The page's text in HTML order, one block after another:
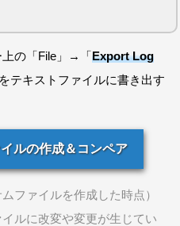
上の「File」→「Export Log
テキストファイルに書き出す
ルの作成＆コンペア
ファイルを作成した時点）
ルに改変や変更が生じてい